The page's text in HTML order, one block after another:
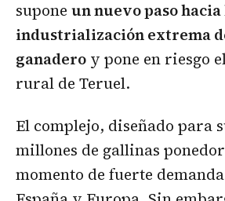
supone un nuevo paso hacia
industrialización extrema
ganadero y pone en riesgo
rural de Teruel.
El complejo, diseñado para
millones de gallinas
momento de fuerte